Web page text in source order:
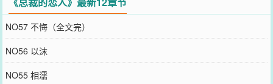
您要是觉得《总裁的恋人》还不错的话请不要忘记向您QQ群和微博微
信里的朋友推荐哦！
NO57 不悔（全文完）
NO56 以沫
NO55 相濡